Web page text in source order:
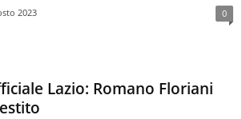
2023 0
Lazio: Romano Floriani